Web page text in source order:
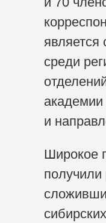
среди
академии
и
Широкое